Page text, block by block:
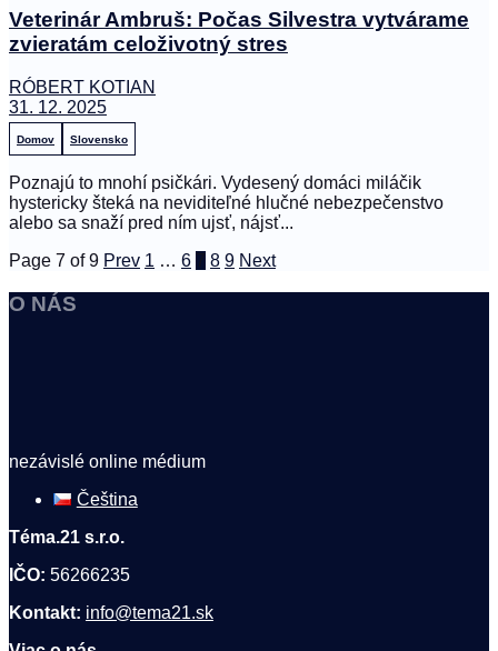
Veterinár Ambruš: Počas Silvestra vytvárame
zvieratám celoživotný stres
RÓBERT KOTIAN
31. 12. 2025
Domov Slovensko
Poznajú to mnohí psičkári. Vydesený domáci miláčik
hystericky šteká na neviditeľné hlučné nebezpečenstvo
alebo sa snaží pred ním ujsť, nájsť...
Page 7 of 9 Prev 1 … 6 8 9 Next
O NÁS
nezávislé online médium
Čeština
Téma.21 s.r.o.
IČO: 56266235
Kontakt: info@tema21.sk